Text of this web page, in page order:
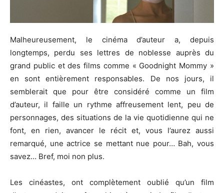
Malheureusement, le cinéma d’auteur a, depuis
longtemps, perdu ses lettres de noblesse auprès du
grand public et des films comme « Goodnight Mommy »
en sont entièrement responsables. De nos jours, il
semblerait que pour être considéré comme un film
d’auteur, il faille un rythme affreusement lent, peu de
personnages, des situations de la vie quotidienne qui ne
font, en rien, avancer le récit et, vous l’aurez aussi
remarqué, une actrice se mettant nue pour… Bah, vous
savez… Bref, moi non plus.
Les cinéastes, ont complètement oublié qu’un film